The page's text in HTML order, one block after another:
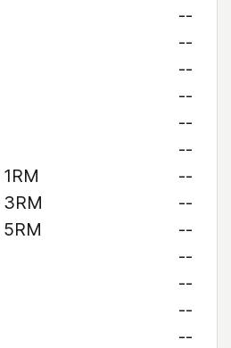
--
--
--
--
--
--
--
--
--
--
--
--
--